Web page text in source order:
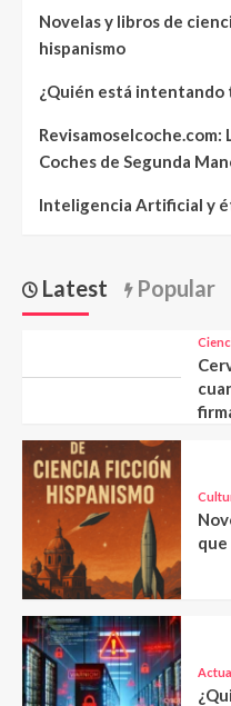
Novelas y libros de
hispanismo
¿Quién está intentando
Revisamoselcoche.com:
Coches de Segunda
Inteligencia Artificial y
Latest Popular
que